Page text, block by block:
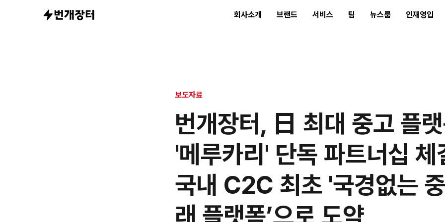
회사소개 브랜드 서비스 팀 뉴스룸 인재영입
보도자료
번개장터, 日 최대 중고 플
'메루카리' 단독 파트너십
국내 C2C 최초 '국경없는
래 플랫폼’으로 도약
“비행기 타지 않고도 손안에서 즐기는 해외 편집숍 투어”